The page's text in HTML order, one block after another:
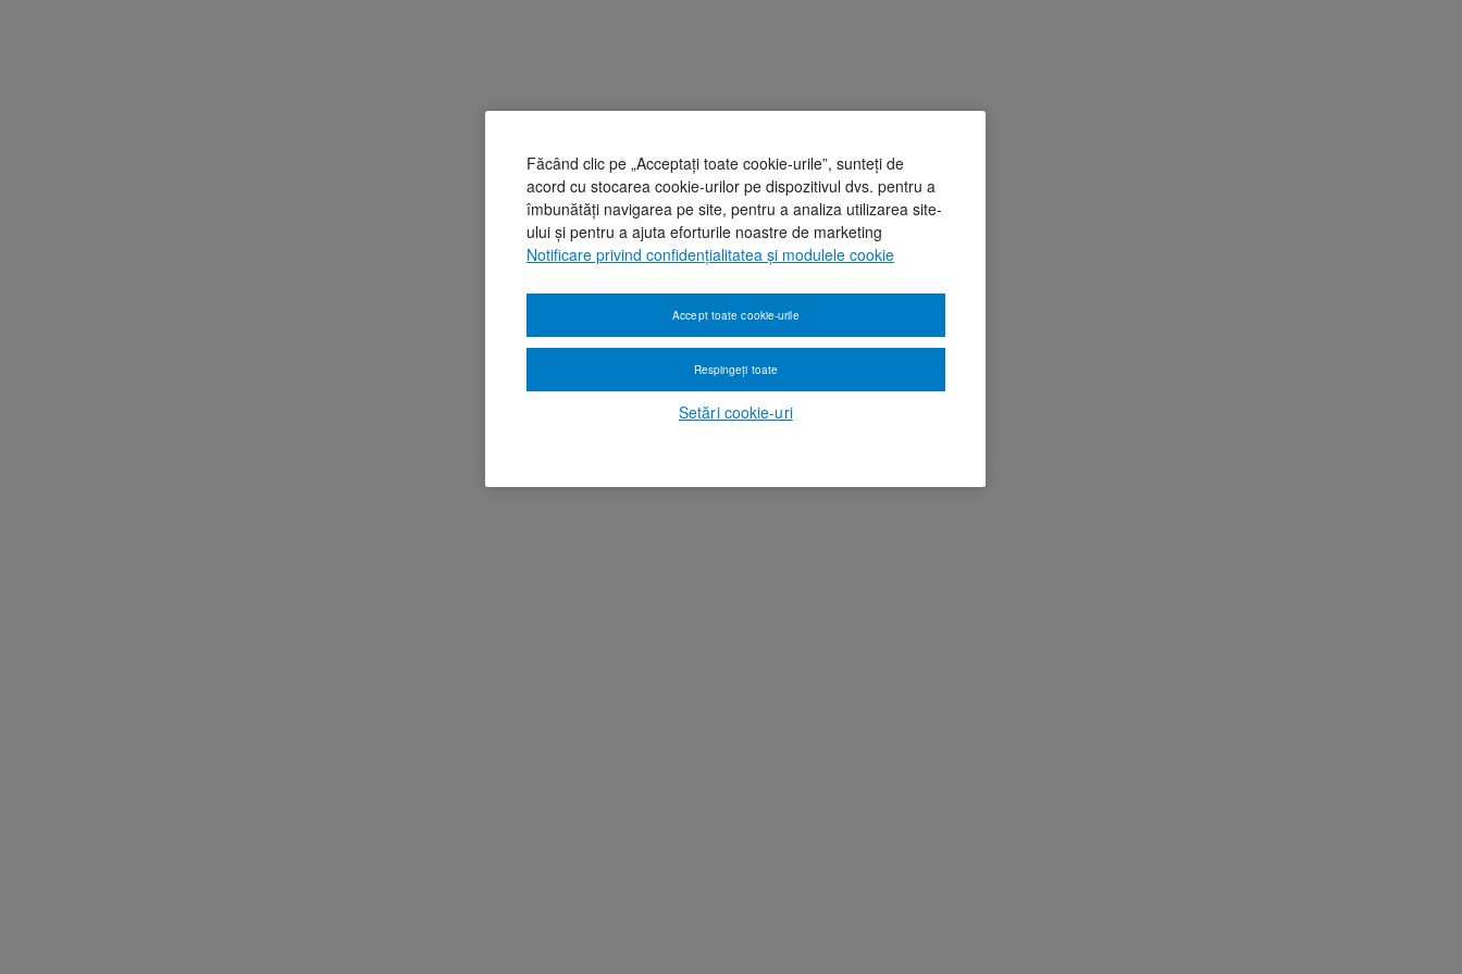
Făcând clic pe „Acceptați toate cookie-urile”, sunteți de
acord cu stocarea cookie-urilor pe dispozitivul dvs. pentru a
îmbunătăți navigarea pe site, pentru a analiza utilizarea site-
ului și pentru a ajuta eforturile noastre de marketing
Notificare privind confidențialitatea și modulele cookie
Setări cookie-uri
Respingeți toate
Accept toate cookie-urile